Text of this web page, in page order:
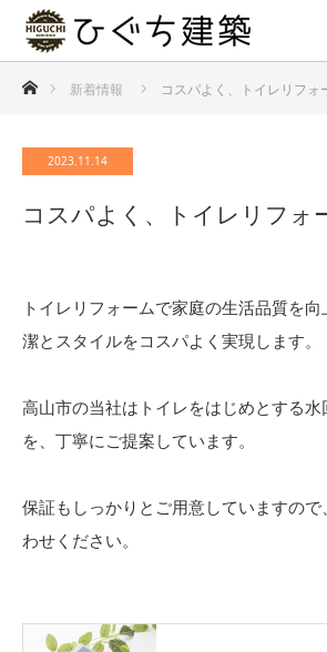
ホーム新着情報 コスパよく、トイレリフォ
2023.11.14
コスパよく、トイレリフォ
トイレリフォームで家庭の生活品質を
潔とスタイルをコスパよく実現します。
高山市の当社はトイレをはじめとする
を、丁寧にご提案しています。
保証もしっかりとご用意していますの
わせください。